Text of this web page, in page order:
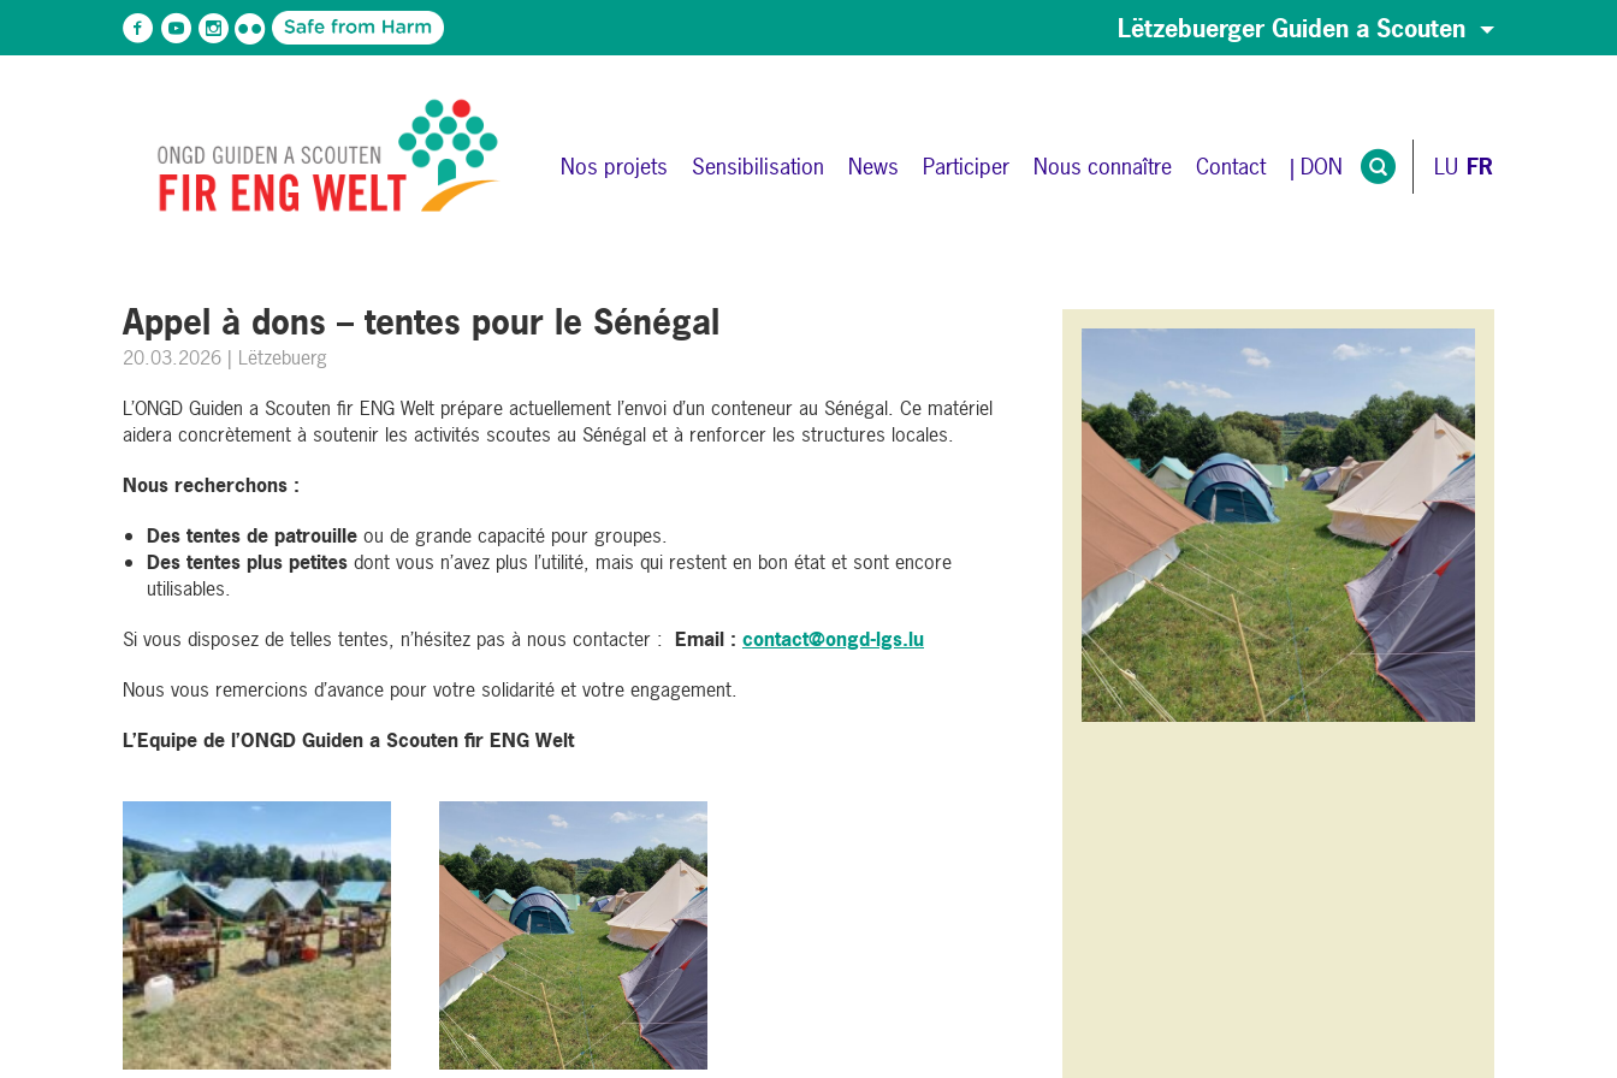
Lëtzebuerger Guiden a Scouten
Nos projets Sensibilisation News Participer Nous connaître Contact | DON LU FR
Appel à dons – tentes pour le Sénégal
20.03.2026 | Lëtzebuerg
L’ONGD Guiden a Scouten fir ENG Welt prépare actuellement l’envoi d’un conteneur au Sénégal. Ce matériel
aidera concrètement à soutenir les activités scoutes au Sénégal et à renforcer les structures locales.
Nous recherchons :
Des tentes de patrouille ou de grande capacité pour groupes.
Des tentes plus petites dont vous n’avez plus l’utilité, mais qui restent en bon état et sont encore
utilisables.
Si vous disposez de telles tentes, n’hésitez pas à nous contacter : Email : contact@ongd-lgs.lu
Nous vous remercions d’avance pour votre solidarité et votre engagement.
L’Equipe de l’ONGD Guiden a Scouten fir ENG Welt